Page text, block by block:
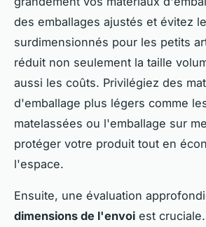
des emballages ajustés et évitez
surdimensionnés pour les petits
réduit non seulement la taille
aussi les coûts. Privilégiez des
d'emballage plus légers comme
matelassées ou l'emballage sur
protéger votre produit tout en
l'espace.
Ensuite, une évaluation
dimensions de l'envoi est